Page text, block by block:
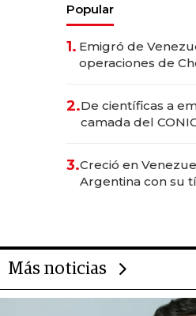
Popular
1. Emigró de
operaciones de
2.De científicas a
camada del
3.Creció en
Argentina con su
Más noticias